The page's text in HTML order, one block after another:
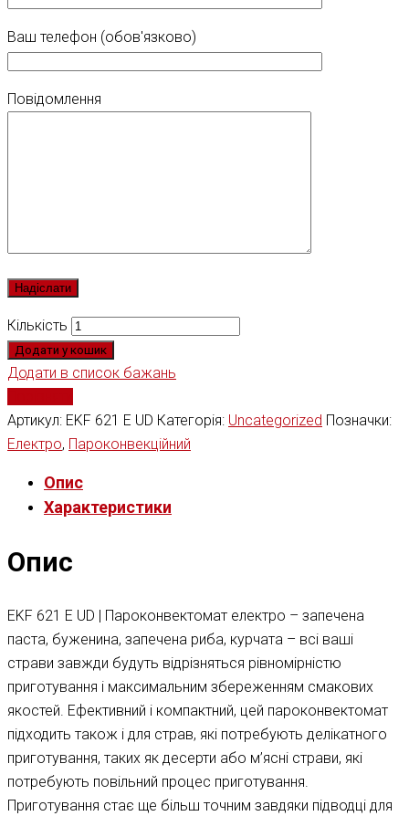
Ваш телефон (обов'язково)
Повідомлення
Кількість
Додати у кошик
Додати в список бажань
Артикул: EKF 621 E UD Категорія: Uncategorized Позначки:
Електро, Пароконвекційний
Опис
Характеристики
Опис
EKF 621 E UD | Пароконвектомат електро – запечена
паста, буженина, запечена риба, курчата – всі ваші
страви завжди будуть відрізняться рівномірністю
приготування і максимальним збереженням смакових
якостей. Ефективний і компактний, цей пароконвектомат
підходить також і для страв, які потребують делікатного
приготування, таких як десерти або м’ясні страви, які
потребують повільний процес приготування.
Приготування стає ще більш точним завдяки підводці для